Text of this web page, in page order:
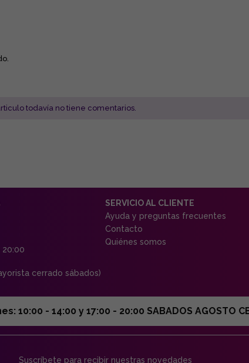
todavía no tiene comentarios.
20:00
cerrado sábados)
SERVICIO AL CLIENTE
Ayuda y preguntas frecuentes
Contacto
Quiénes somos
10:00 - 14:00 y 17:00 - 20:00 SABADOS AGOSTO
Suscríbete para recibir nuestras novedades